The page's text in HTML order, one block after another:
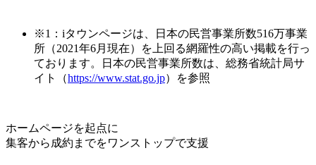
※1：iタウンページは、日本の民営事業所数516万事業
所（2021年6月現在）を上回る網羅性の高い掲載を行っ
ております。日本の民営事業所数は、総務省統計局サ
イト（https://www.stat.go.jp）を参照
ホームページを起点に
集客から成約までをワンストップで支援